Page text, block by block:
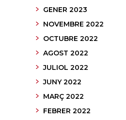
GENER 2023
NOVEMBRE 2022
OCTUBRE 2022
AGOST 2022
JULIOL 2022
JUNY 2022
MARÇ 2022
FEBRER 2022